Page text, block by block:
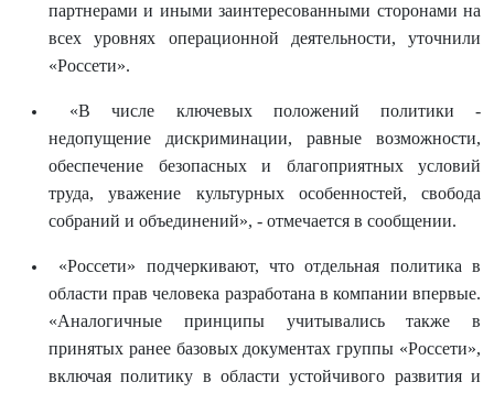
партнерами и инымизаинтересованными сторонами на
всех уровнях операционной деятельности, уточнили
«Россети».
«В числе ключевых положений политики -
недопущение дискриминации, равные возможности,
обеспечение безопасных и благоприятных условий
труда, уважение культурных особенностей, свобода
собраний и объединений», - отмечается в сообщении.
«Россети» подчеркивают, что отдельная политика в
области прав человека разработана в компании впервые.
«Аналогичные принципы учитывались также в
принятых ранее базовых документах группы «Россети»,
включая политику в области устойчивого развития и